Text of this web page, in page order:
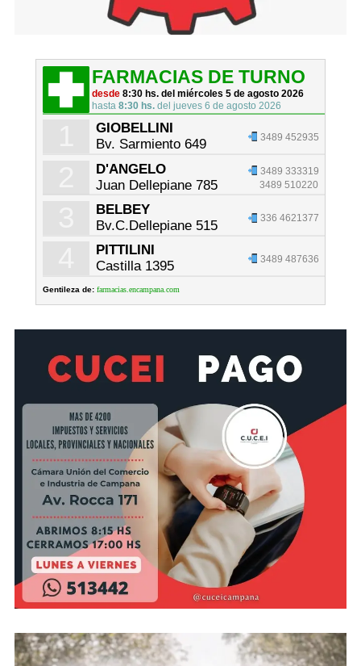
FARMACIAS DE TURNO
desde8:30 hs. del miércoles 5 de agosto 2026
hasta8:30 hs. del jueves 6 de agosto 2026
GIOBELLINI
Bv. Sarmiento 649
3489 452935
D'ANGELO
Juan Dellepiane 785
3489 333319
3489 510220
BELBEY
Bv.C.Dellepiane 515
336 4621377
PITTILINI
Castilla 1395
3489 487636
Gentileza de: farmacias.encampana.com